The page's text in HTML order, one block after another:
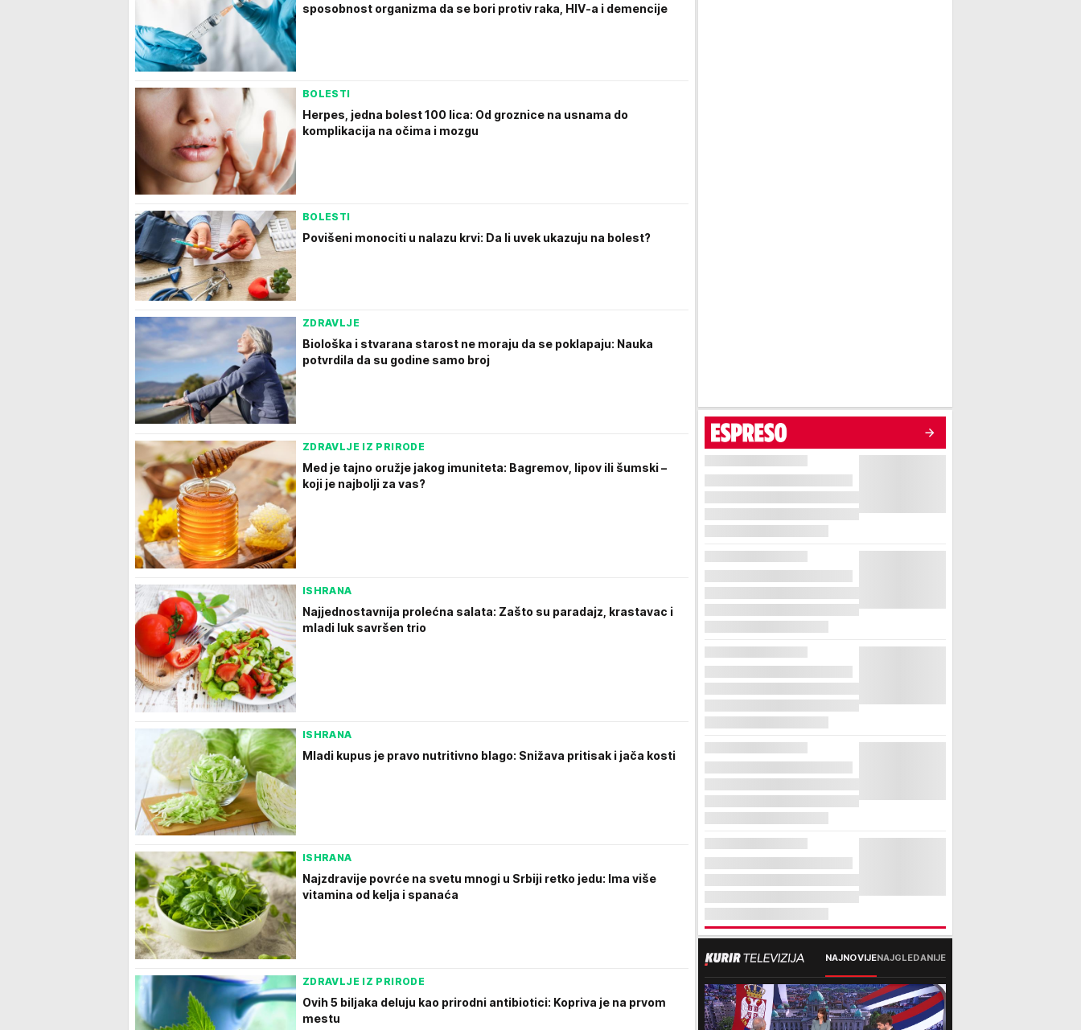
sposobnost organizma da se bori protiv raka, HIV-a i demencije
BOLESTI
Herpes, jedna bolest 100 lica: Od groznice na usnama do
komplikacija na očima i mozgu
BOLESTI
Povišeni monociti u nalazu krvi: Da li uvek ukazuju na bolest?
ZDRAVLJE
Biološka i stvarana starost ne moraju da se poklapaju: Nauka
potvrdila da su godine samo broj
ZDRAVLJE IZ PRIRODE
Med je tajno oružje jakog imuniteta: Bagremov, lipov ili šumski –
koji je najbolji za vas?
ISHRANA
Najjednostavnija prolećna salata: Zašto su paradajz, krastavac i
mladi luk savršen trio
ISHRANA
Mladi kupus je pravo nutritivno blago: Snižava pritisak i jača kosti
ISHRANA
Najzdravije povrće na svetu mnogi u Srbiji retko jedu: Ima više
vitamina od kelja i spanaća
ZDRAVLJE IZ PRIRODE
Ovih 5 biljaka deluju kao prirodni antibiotici: Kopriva je na prvom
mestu
NAJNOVIJENAJGLEDANIJE